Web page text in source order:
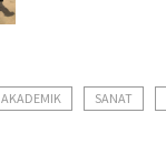
AKADEMIK SANAT